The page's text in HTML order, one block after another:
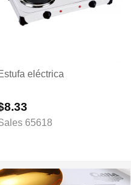
eléctrica
65618